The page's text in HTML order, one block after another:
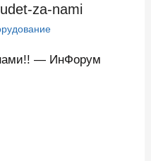
za-nami
— ИнФорум